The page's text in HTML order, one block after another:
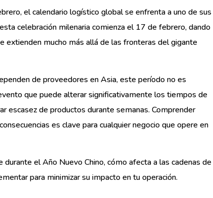
el calendario logístico global se enfrenta a uno de sus
celebración milenaria comienza el 17 de febrero, dando
extienden mucho más allá de las fronteras del gigante
de proveedores en Asia, este período no es
que puede alterar significativamente los tiempos de
escasez de productos durante semanas. Comprender
es clave para cualquier negocio que opere en
el Año Nuevo Chino, cómo afecta a las cadenas de
para minimizar su impacto en tu operación.